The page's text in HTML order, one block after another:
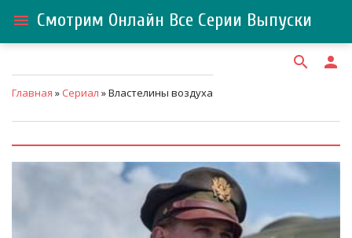
menu Смотрим Онлайн Все Серии Выпуски
search person
Главная » Сериал » Властелины воздуха